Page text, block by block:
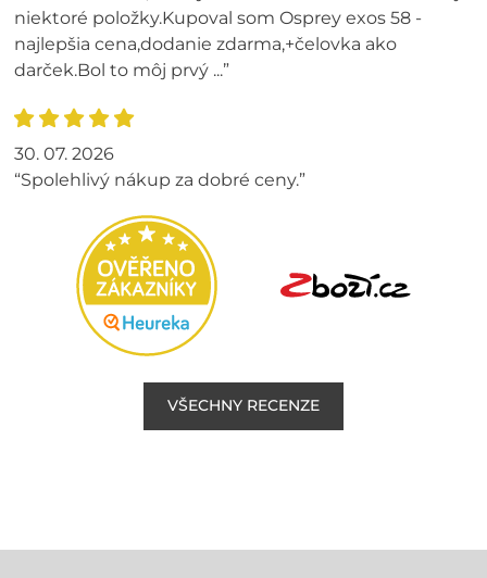
niektoré položky.Kupoval som Osprey exos 58 -
najlepšia cena,dodanie zdarma,+čelovka ako
darček.Bol to môj prvý ...”
30. 07. 2026
“Spolehlivý nákup za dobré ceny.”
VŠECHNY RECENZE